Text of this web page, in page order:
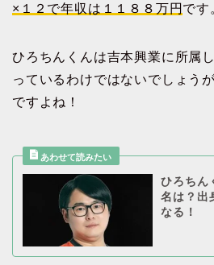
×１２で年収は１１８８万円 です
ひろちんくんは吉本興業に所属
っているわけではないでしょう
ですよね！
ひろちん
名は？出
なる！